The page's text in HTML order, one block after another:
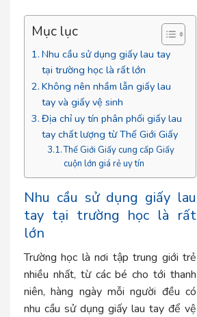
Mục lục
Nhu cầu sử dụng giấy lau tay
tại trường học là rất lớn
Không nên nhầm lẫn giấy lau
tay và giấy vệ sinh
Địa chỉ uy tín phân phối giấy lau
tay chất lượng từ Thế Giới Giấy
Thế Giới Giấy cung cấp Giấy
cuộn lớn giá rẻ uy tín
Nhu cầu sử dụng giấy lau
tay tại trường học là rất
lớn
Trường học là nơi tập trung giới trẻ
nhiều nhất, từ các bé cho tới thanh
niên, hàng ngày mỗi người đều có
nhu cầu sử dụng giấy lau tay để vệ